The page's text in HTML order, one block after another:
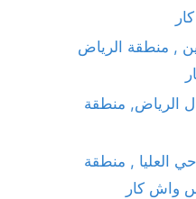
, منطقة الرياض
الرياض, منطقة
العليا , منطقة
واش كار